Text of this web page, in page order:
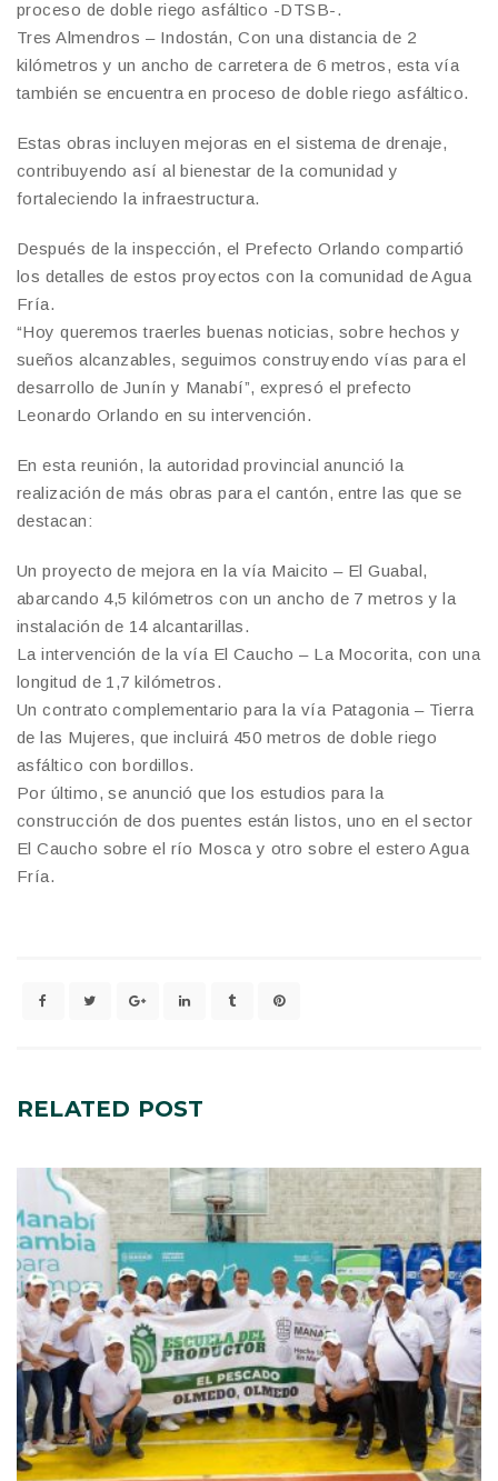
proceso de doble riego asfáltico -DTSB-.
Tres Almendros – Indostán, Con una distancia de 2
kilómetros y un ancho de carretera de 6 metros, esta vía
también se encuentra en proceso de doble riego asfáltico.
Estas obras incluyen mejoras en el sistema de drenaje,
contribuyendo así al bienestar de la comunidad y
fortaleciendo la infraestructura.
Después de la inspección, el Prefecto Orlando compartió
los detalles de estos proyectos con la comunidad de Agua
Fría.
“Hoy queremos traerles buenas noticias, sobre hechos y
sueños alcanzables, seguimos construyendo vías para el
desarrollo de Junín y Manabí”, expresó el prefecto
Leonardo Orlando en su intervención.
En esta reunión, la autoridad provincial anunció la
realización de más obras para el cantón, entre las que se
destacan:
Un proyecto de mejora en la vía Maicito – El Guabal,
abarcando 4,5 kilómetros con un ancho de 7 metros y la
instalación de 14 alcantarillas.
La intervención de la vía El Caucho – La Mocorita, con una
longitud de 1,7 kilómetros.
Un contrato complementario para la vía Patagonia – Tierra
de las Mujeres, que incluirá 450 metros de doble riego
asfáltico con bordillos.
Por último, se anunció que los estudios para la
construcción de dos puentes están listos, uno en el sector
El Caucho sobre el río Mosca y otro sobre el estero Agua
Fría.
RELATED POST